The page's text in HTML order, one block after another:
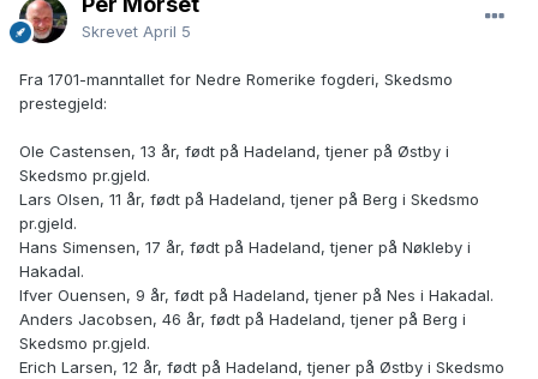
Skrevet April 5
Fra 1701-manntallet for Nedre Romerike fogderi, Skedsmo
prestegjeld:
Ole Castensen, 13 år, født på Hadeland, tjener på Østby i
Skedsmo pr.gjeld.
Lars Olsen, 11 år, født på Hadeland, tjener på Berg i Skedsmo
pr.gjeld.
Hans Simensen, 17 år, født på Hadeland, tjener på Nøkleby i
Hakadal.
Ifver Ouensen, 9 år, født på Hadeland, tjener på Nes i Hakadal.
Anders Jacobsen, 46 år, født på Hadeland, tjener på Berg i
Skedsmo pr.gjeld.
Erich Larsen, 12 år, født på Hadeland, tjener på Østby i Skedsmo